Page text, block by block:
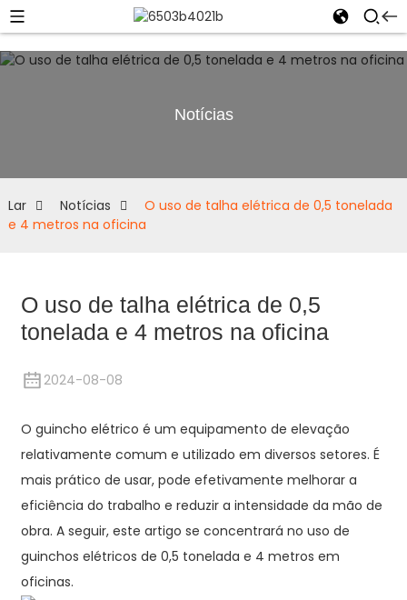
Notícias
Lar Notícias
O uso de talha elétrica de 0,5 tonelada
e 4 metros na oficina
O uso de talha elétrica de 0,5
tonelada e 4 metros na oficina
2024-08-08
O guincho elétrico é um equipamento de elevação
relativamente comum e utilizado em diversos setores. É
mais prático de usar, pode efetivamente melhorar a
eficiência do trabalho e reduzir a intensidade da mão de
obra. A seguir, este artigo se concentrará no uso de
guinchos elétricos de 0,5 tonelada e 4 metros em
oficinas.